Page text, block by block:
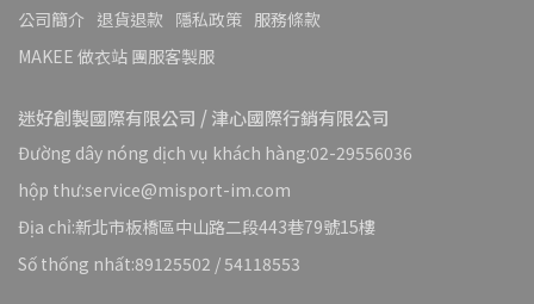
公司簡介 退貨退款 隱私政策 服務條款
MAKEE 做衣站 團服客製服
迷好創製國際有限公司 / 津心國際行銷有限公司
Đường dây nóng dịch vụ khách hàng:02-29556036
hộp thư:service@misport-im.com
Địa chỉ:新北市板橋區中山路二段443巷79號15樓
Số thống nhất:89125502 / 54118553